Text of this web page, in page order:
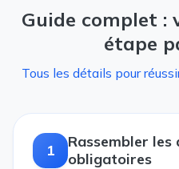
Guide complet :
étape
Tous les détails pour
1
Rassembler les
obligatoires